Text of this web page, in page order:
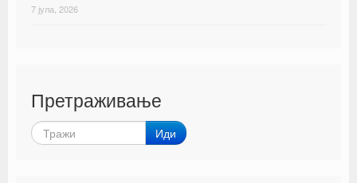
7 јула, 2026
Претраживање
Иди